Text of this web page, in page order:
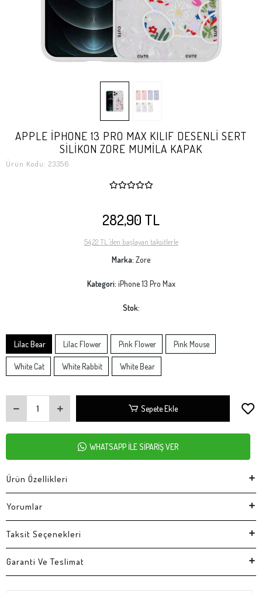
APPLE İPHONE 13 PRO MAX KILIF DESENLİ SERT
SİLİKON ZORE MUMİLA KAPAK
Ürün Kodu: 23356
282,90 TL
54,22 TL 'den başlayan taksitlerle
Marka: Zore
Kategori: iPhone 13 Pro Max
Stok:
Lilac Bear Lilac Flower Pink Flower Pink Mouse
White Cat White Rabbit White Bear
Sepete Ekle
WHATSAPP İLE SİPARİŞ VER
Ürün Özellikleri
Yorumlar
Taksit Seçenekleri
Garanti Ve Teslimat